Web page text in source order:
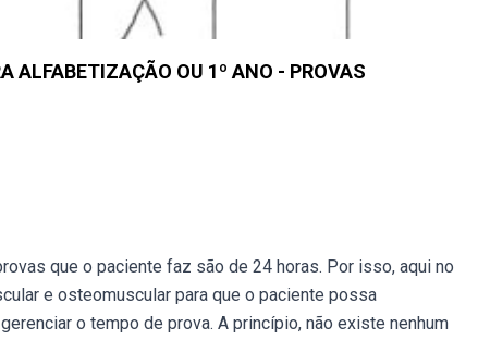
ALFABETIZAÇÃO OU 1º ANO - PROVAS
que o paciente faz são de 24 horas. Por isso, aqui no
e osteomuscular para que o paciente possa
o tempo de prova. A princípio, não existe nenhum